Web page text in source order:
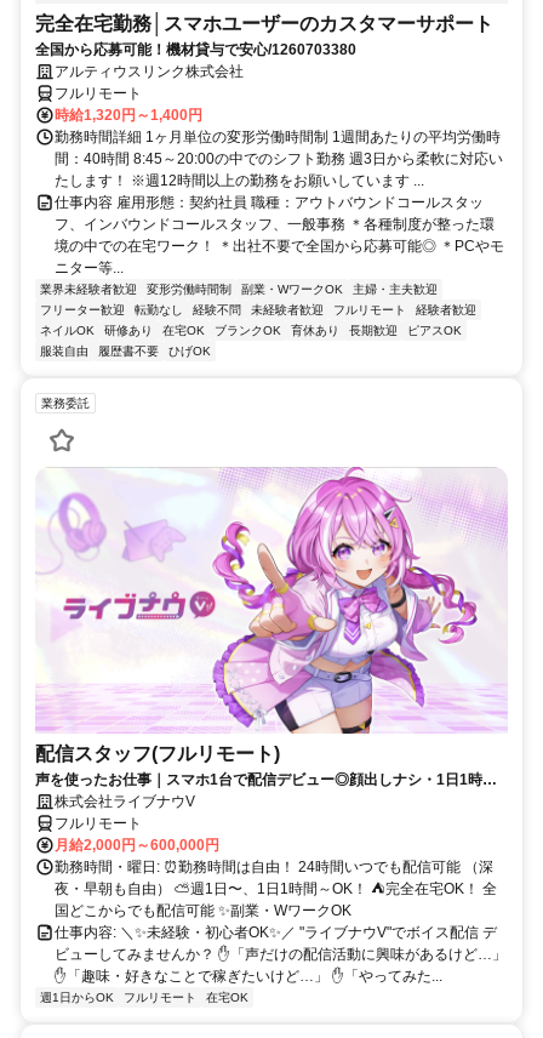
完全在宅勤務│スマホユーザーのカスタマーサポート
全国から応募可能！機材貸与で安心/1260703380
アルティウスリンク株式会社
フルリモート
時給1,320円～1,400円
勤務時間詳細 1ヶ月単位の変形労働時間制 1週間あたりの平均労働時
間：40時間 8:45～20:00の中でのシフト勤務 週3日から柔軟に対応い
たします！ ※週12時間以上の勤務をお願いしています ...
仕事内容 雇用形態：契約社員 職種：アウトバウンドコールスタッ
フ、インバウンドコールスタッフ、一般事務 ＊各種制度が整った環
境の中での在宅ワーク！ ＊出社不要で全国から応募可能◎ ＊PCやモ
ニター等...
業界未経験者歓迎 変形労働時間制 副業・WワークOK
主婦・主夫歓迎
フリーター歓迎
転勤なし 経験不問 未経験者歓迎 フルリモート
経験者歓迎
ネイルOK
研修あり 在宅OK ブランクOK 育休あり 長期歓迎
ピアスOK
服装自由
履歴書不要 ひげOK
業務委託
配信スタッフ(フルリモート)
声を使ったお仕事｜スマホ1台で配信デビュー◎顔出しナシ・1日1時間
～OK♪
株式会社ライブナウV
フルリモート
月給2,000円～600,000円
勤務時間・曜日: ⏰勤務時間は自由！ 24時間いつでも配信可能 （深
夜・早朝も自由） ⛅週1日〜、1日1時間～OK！ ⛺完全在宅OK！ 全
国どこからでも配信可能 ✨副業・WワークOK
仕事内容: ＼✨未経験・初心者OK✨／ "ライブナウV"でボイス配信 デ
ビューしてみませんか？ ✋「声だけの配信活動に興味があるけど…」
✋「趣味・好きなことで稼ぎたいけど…」 ✋「やってみた...
週1日からOK フルリモート 在宅OK